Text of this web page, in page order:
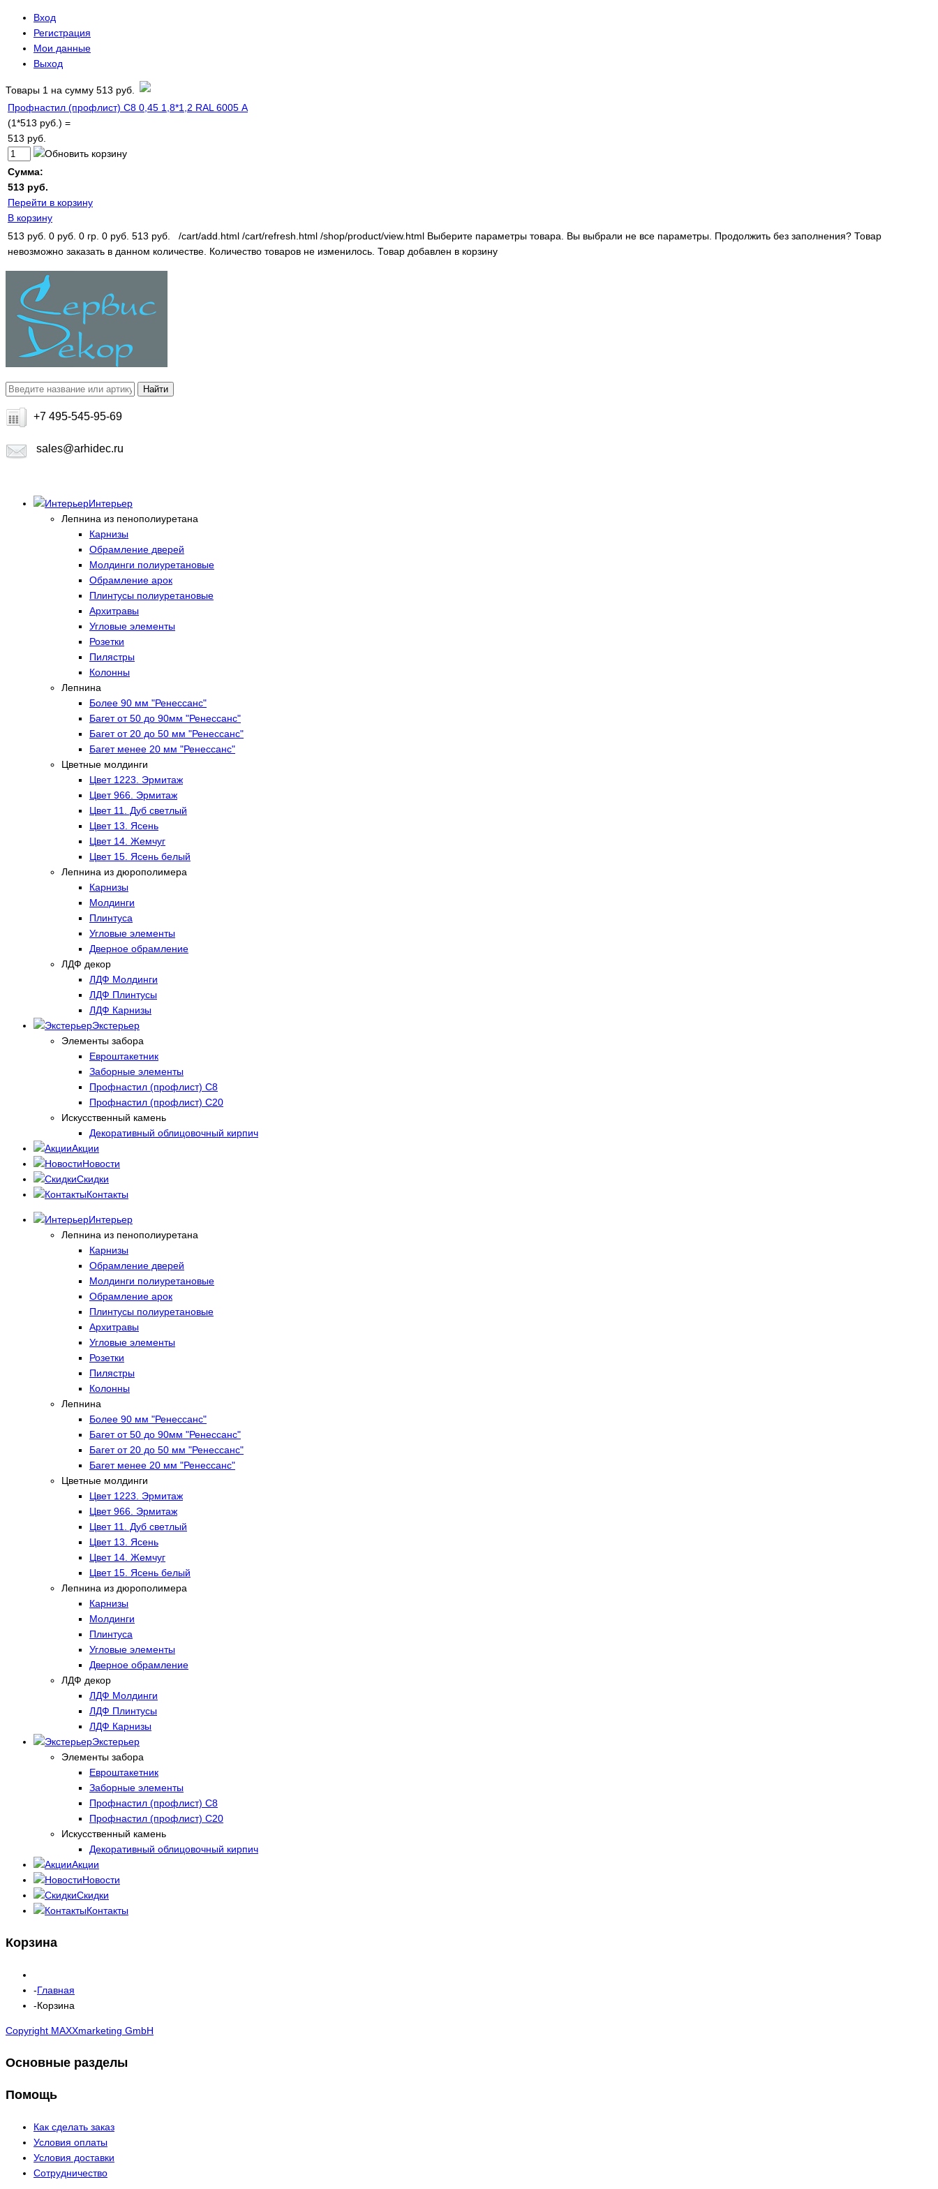
Вход
Регистрация
Мои данные
Выход
Товары 1 на сумму 513 руб.
Профнастил (профлист) С8 0,45 1,8*1,2 RAL 6005 А
(1*513 руб.) =
513 руб.
Сумма:
513 руб.
Перейти в корзину
В корзину
513 руб. 0 руб. 0 гр. 0 руб. 513 руб. /cart/add.html /cart/refresh.html /shop/product/view.html Выберите параметры товара. Вы выбрали не все параметры. Продолжить без заполнения? Товар
невозможно заказать в данном количестве. Количество товаров не изменилось. Товар добавлен в корзину
+7 495-545-95-69
sales@arhidec.ru
Интерьер
Лепнина из пенополиуретана
Карнизы
Обрамление дверей
Молдинги полиуретановые
Обрамление арок
Плинтусы полиуретановые
Архитравы
Угловые элементы
Розетки
Пилястры
Колонны
Лепнина
Более 90 мм "Ренессанс"
Багет от 50 до 90мм "Ренессанс"
Багет от 20 до 50 мм "Ренессанс"
Багет менее 20 мм "Ренессанс"
Цветные молдинги
Цвет 1223. Эрмитаж
Цвет 966. Эрмитаж
Цвет 11. Дуб светлый
Цвет 13. Ясень
Цвет 14. Жемчуг
Цвет 15. Ясень белый
Лепнина из дюрополимера
Карнизы
Молдинги
Плинтуса
Угловые элементы
Дверное обрамление
ЛДФ декор
ЛДФ Молдинги
ЛДФ Плинтусы
ЛДФ Карнизы
Экстерьер
Элементы забора
Евроштакетник
Заборные элементы
Профнастил (профлист) С8
Профнастил (профлист) С20
Искусственный камень
Декоративный облицовочный кирпич
Акции
Новости
Скидки
Контакты
Интерьер
Лепнина из пенополиуретана
Карнизы
Обрамление дверей
Молдинги полиуретановые
Обрамление арок
Плинтусы полиуретановые
Архитравы
Угловые элементы
Розетки
Пилястры
Колонны
Лепнина
Более 90 мм "Ренессанс"
Багет от 50 до 90мм "Ренессанс"
Багет от 20 до 50 мм "Ренессанс"
Багет менее 20 мм "Ренессанс"
Цветные молдинги
Цвет 1223. Эрмитаж
Цвет 966. Эрмитаж
Цвет 11. Дуб светлый
Цвет 13. Ясень
Цвет 14. Жемчуг
Цвет 15. Ясень белый
Лепнина из дюрополимера
Карнизы
Молдинги
Плинтуса
Угловые элементы
Дверное обрамление
ЛДФ декор
ЛДФ Молдинги
ЛДФ Плинтусы
ЛДФ Карнизы
Экстерьер
Элементы забора
Евроштакетник
Заборные элементы
Профнастил (профлист) С8
Профнастил (профлист) С20
Искусственный камень
Декоративный облицовочный кирпич
Акции
Новости
Скидки
Контакты
Корзина
Главная
Корзина
Copyright MAXXmarketing GmbH
Основные разделы
Помощь
Как сделать заказ
Условия оплаты
Условия доставки
Сотрудничество